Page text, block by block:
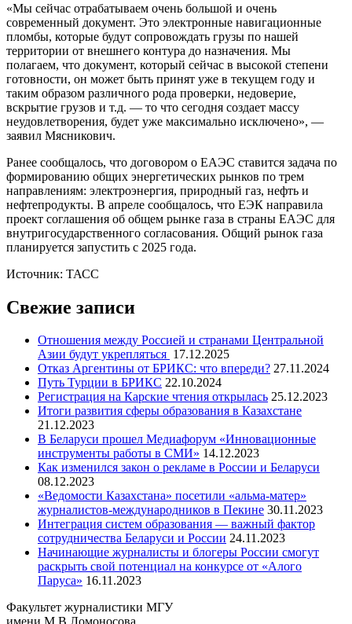
«Мы сейчас отрабатываем очень большой и очень
современный документ. Это электронные навигационные
пломбы, которые будут сопровождать грузы по нашей
территории от внешнего контура до назначения. Мы
полагаем, что документ, который сейчас в высокой степени
готовности, он может быть принят уже в текущем году и
таким образом различного рода проверки, недоверие,
вскрытие грузов и т.д. — то что сегодня создает массу
неудовлетворения, будет уже максимально исключено», —
заявил Мясникович.
Ранее сообщалось, что договором о ЕАЭС ставится задача по
формированию общих энергетических рынков по трем
направлениям: электроэнергия, природный газ, нефть и
нефтепродукты. В апреле сообщалось, что ЕЭК направила
проект соглашения об общем рынке газа в страны ЕАЭС для
внутригосударственного согласования. Общий рынок газа
планируется запустить с 2025 года.
Источник: ТАСС
Свежие записи
Отношения между Россией и странами Центральной
Азии будут укрепляться 17.12.2025
Отказ Аргентины от БРИКС: что впереди? 27.11.2024
Путь Турции в БРИКС 22.10.2024
Регистрация на Карские чтения открылась 25.12.2023
Итоги развития сферы образования в Казахстане
21.12.2023
В Беларуси прошел Медиафорум «Инновационные
инструменты работы в СМИ» 14.12.2023
Как изменился закон о рекламе в России и Беларуси
08.12.2023
«Ведомости Казахстана» посетили «альма-матер»
журналистов-международников в Пекине 30.11.2023
Интеграция систем образования — важный фактор
сотрудничества Беларуси и России 24.11.2023
Начинающие журналисты и блогеры России смогут
раскрыть свой потенциал на конкурсе от «Алого
Паруса» 16.11.2023
Факультет журналистики МГУ